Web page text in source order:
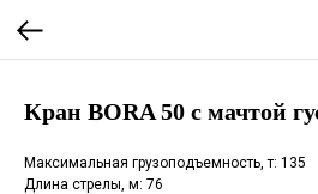
Кран BORA 50 с мачтой
Максимальная грузоподъемность, т: 135
Длина стрелы, м: 76